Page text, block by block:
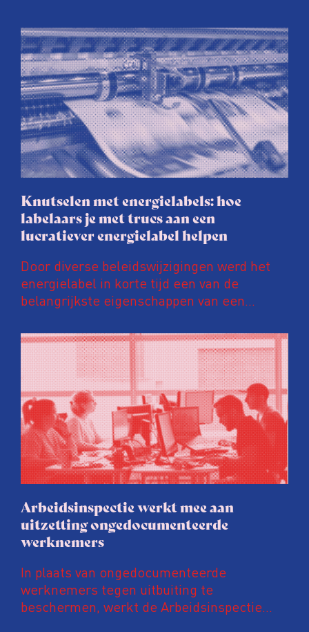
Knutselen met energielabels: hoe
labelaars je met trucs aan een
lucratiever energielabel helpen
Door diverse beleidswijzigingen werd het
energielabel in korte tijd een van de
belangrijkste eigenschappen van een
prijs van een huis en huurinkomsten met
tienduizenden euro’s opschroeven. Daar
wordt door energielabelaars en
vastgoedpartijen gretig op ingespeeld, blijkt
uit onderzoek van het FD. Tienduizenden
labels vallen op dubieuze wijze nét in een
groenere labelletter.
Arbeidsinspectie werkt mee aan
uitzetting ongedocumenteerde
werknemers
In plaats van ongedocumenteerde
werknemers tegen uitbuiting te
beschermen, werkt de Arbeidsinspectie